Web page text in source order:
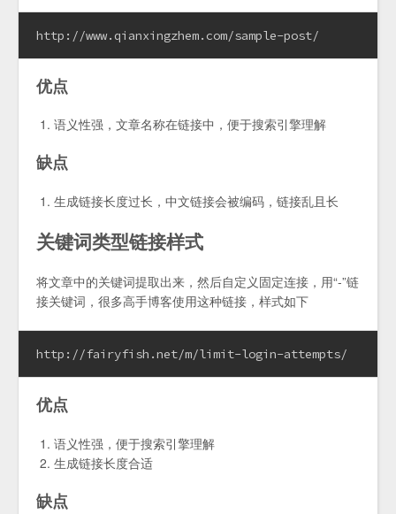
http://www.qianxingzhem.com/sample-post/
优点
语义性强，文章名称在链接中，便于搜索引擎理解
缺点
生成链接长度过长，中文链接会被编码，链接乱且长
关键词类型链接样式
将文章中的关键词提取出来，然后自定义固定连接，用“-”链
接关键词，很多高手博客使用这种链接，样式如下
http://fairyfish.net/m/limit-login-attempts/
优点
语义性强，便于搜索引擎理解
生成链接长度合适
缺点